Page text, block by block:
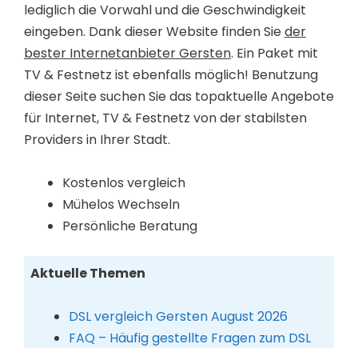
lediglich die Vorwahl und die Geschwindigkeit
eingeben. Dank dieser Website finden Sieder
bester Internetanbieter Gersten. Ein Paket mit
TV & Festnetz ist ebenfalls möglich! Benutzung
dieser Seite suchen Sie das topaktuelle Angebote
für Internet, TV & Festnetz von der stabilsten
Providers in Ihrer Stadt.
Kostenlos vergleich
Mühelos Wechseln
Persönliche Beratung
Aktuelle Themen
DSL vergleich Gersten August 2026
FAQ – Häufig gestellte Fragen zum DSL